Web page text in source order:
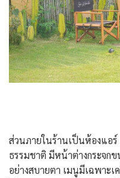
ส่วนภายในร้านเป็นห้องแอ
ธรรมชาติ มีหน้าต่างกระจก
อย่างสบายตา เมนูมีเฉพาะ